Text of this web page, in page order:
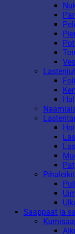
Pihaleikit
Saappaat ja